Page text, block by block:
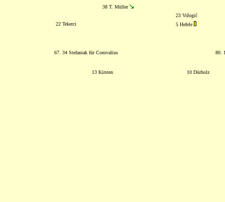
38 T. Müller
23 Vržogić
22 Tekerci
5 Hefele
67. 34 Stefaniak für Comvalius 80.
13 Kirsten 10 Dürholz